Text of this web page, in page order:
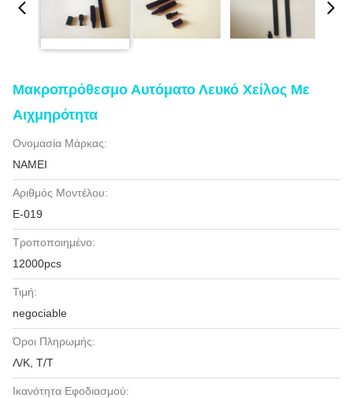
Μακροπρόθεσμο Αυτόματο Λευκό Χείλος Με
Αιχμηρότητα
Ονομασία Μάρκας:
NAMEI
Αριθμός Μοντέλου:
Ε-019
Τροποποιημένο:
12000pcs
Τιμή:
negociable
Όροι Πληρωμής:
Λ/Κ, Τ/Τ
Ικανότητα Εφοδιασμού: